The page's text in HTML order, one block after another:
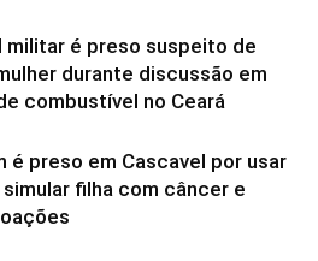
militar é preso suspeito de
durante discussão em
combustível no Ceará
é preso em Cascavel por usar
simular filha com câncer e